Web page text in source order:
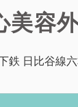
美容
鉄 日比谷線